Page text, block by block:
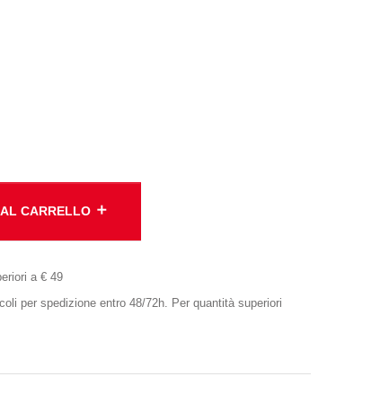
CARRELLO add
a € 49
per spedizione entro 48/72h. Per quantità superiori